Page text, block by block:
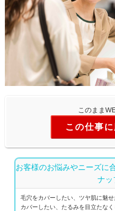
このまま
この仕事
お客様のお悩みやニーズに
ナッ
毛穴をカバーしたい、ツヤ肌に魅
カバーしたい、たるみを目立たな